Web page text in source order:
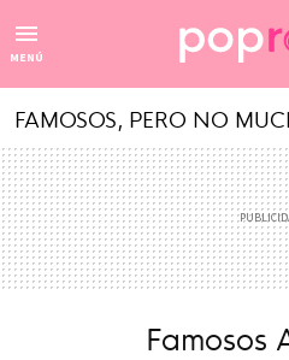
MENÚ
FAMOSOS, PERO NO
Famosos